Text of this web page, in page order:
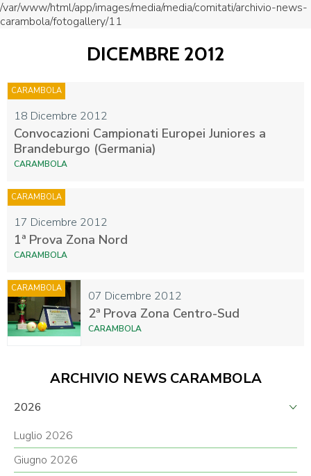
/var/www/html/app/images/media/media/comitati/archivio-news-
carambola/fotogallery/11
DICEMBRE 2012
18 Dicembre 2012
CARAMBOLA
Convocazioni Campionati Europei Juniores a
Brandeburgo (Germania)
CARAMBOLA
17 Dicembre 2012
CARAMBOLA
1ª Prova Zona Nord
CARAMBOLA
07 Dicembre 2012
CARAMBOLA
2ª Prova Zona Centro-Sud
CARAMBOLA
ARCHIVIO NEWS CARAMBOLA
2026
Luglio 2026
Giugno 2026